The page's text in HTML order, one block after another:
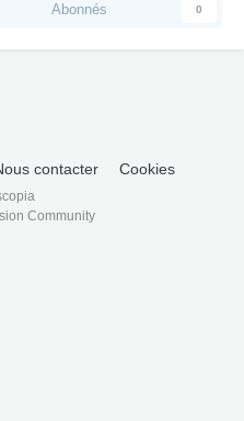
Abonnés 0
contacter Cookies
Community